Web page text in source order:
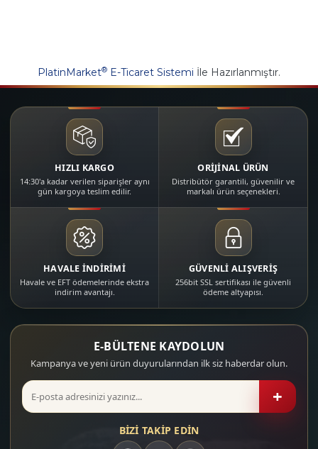
PlatinMarket® E-Ticaret Sistemi İle Hazırlanmıştır.
HIZLI KARGO
14:30'a kadar verilen siparişler aynı
gün kargoya teslim edilir.
ORİJİNAL ÜRÜN
Distribütör garantili, güvenilir ve
markalı ürün seçenekleri.
HAVALE İNDİRİMİ
Havale ve EFT ödemelerinde ekstra
indirim avantajı.
GÜVENLİ ALIŞVERİŞ
256bit SSL sertifikası ile güvenli
ödeme altyapısı.
E-BÜLTENE KAYDOLUN
Kampanya ve yeni ürün duyurularından ilk siz haberdar olun.
+
BİZİ TAKİP EDİN